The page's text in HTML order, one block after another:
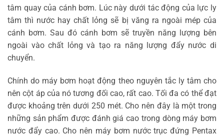
tâm quay của cánh bơm. Lúc này dưới tác động của lực ly
tâm thì nước hay chất lỏng sẽ bị văng ra ngoài mép của
cánh bơm. Sau đó cánh bơm sẽ truyền năng lượng bên
ngoài vào chất lỏng và tạo ra năng lượng đẩy nước di
chuyển.
Chính do máy bơm hoạt động theo nguyên tắc ly tâm cho
nên cột áp của nó tương đối cao, rất cao. Tối đa có thể đạt
được khoảng trên dưới 250 mét. Cho nên đây là một trong
những sản phẩm được đánh giá cao trong dòng máy bơm
nước đẩy cao. Cho nên máy bơm nước trục đứng Pentax